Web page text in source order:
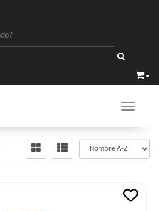
Toggle
LIMPIAD. AUTO